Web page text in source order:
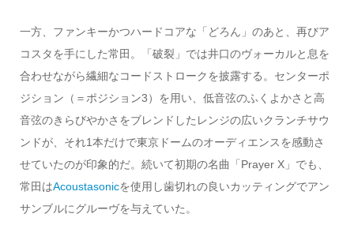
一方、ファンキーかつハードコアな「どろん」のあと、再びア
コスタを手にした常田。「破裂」では井口のヴォーカルと息を
合わせながら繊細なコードストロークを披露する。センターポ
ジション（＝ポジション3）を用い、低音弦のふくよかさと高
音弦のきらびやかさをブレンドしたレンジの広いクランチサウ
ンドが、それ1本だけで東京ドームのオーディエンスを感動さ
せていたのが印象的だ。続いて初期の名曲「Prayer X」でも、
常田はAcoustasonicを使用し歯切れの良いカッティングでアン
サンブルにグルーヴを与えていた。